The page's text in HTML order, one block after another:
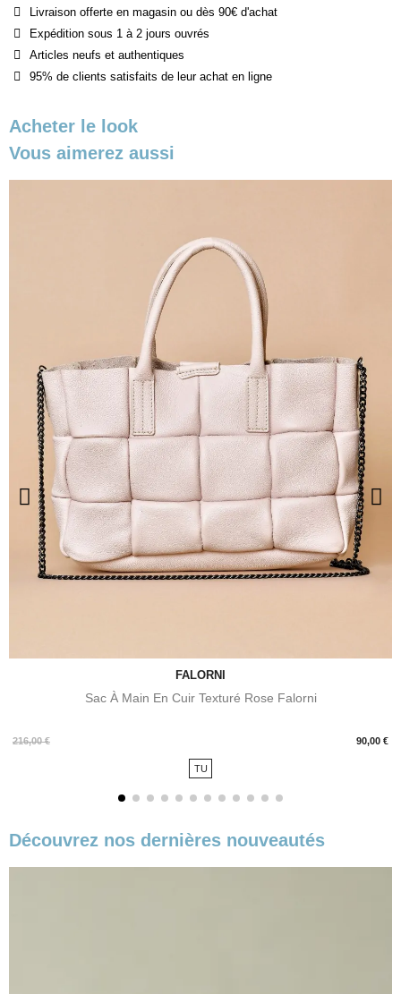
Livraison offerte en magasin ou dès 90€ d'achat
Expédition sous 1 à 2 jours ouvrés
Articles neufs et authentiques
95% de clients satisfaits de leur achat en ligne
Acheter le look
Vous aimerez aussi
FALORNI
Sac À Main En Cuir Texturé Rose Falorni
216,00 € 90,00 €
Prix
TU
Découvrez nos dernières nouveautés